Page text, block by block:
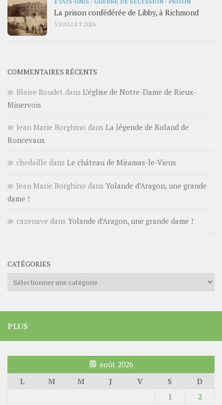
La prison confédérée de Libby, à Richmond
5 JUILLET 2026
COMMENTAIRES RÉCENTS
Blaise Boudet dans L’église de Notre-Dame de Rieux-
Minervois
Jean Marie Borghino dans La légende de Roland de
Roncevaux
chedaille dans Le château de Miramas-le-Vieux
Jean Marie Borghino dans Yolande d’Aragon, une grande
dame !
cazenave dans Yolande d’Aragon, une grande dame !
CATÉGORIES
Catégories
PLUS
août 2026
L
M M J V S
D
1
2